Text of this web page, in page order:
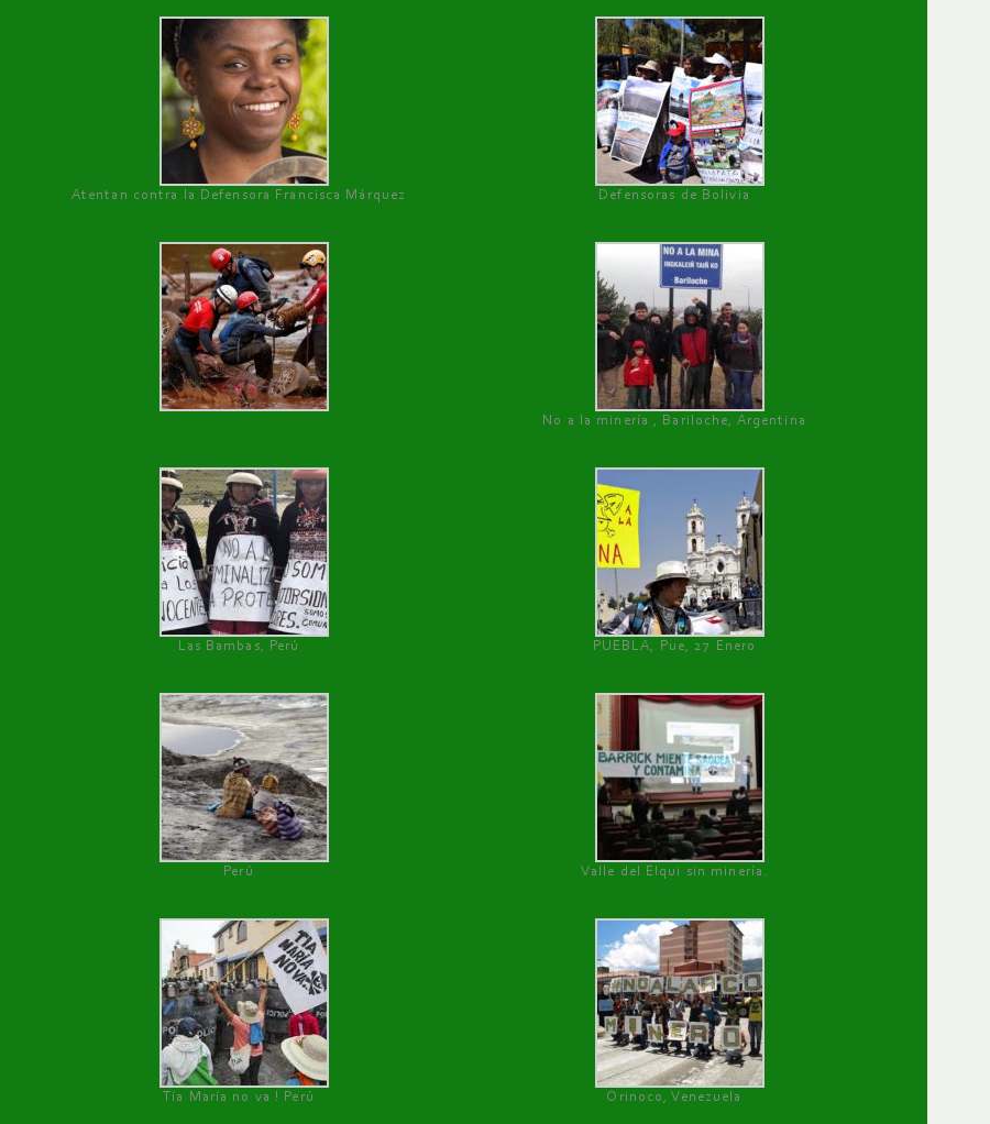
Atentan contra la Defensora Francisca Márquez Defensoras de Bolivia
No a la minería , Bariloche, Argentina
Las Bambas, Perú PUEBLA, Pue, 27 Enero
Perú Valle del Elqui sin minería.
Tía María no va ! Perú Orinoco, Venezuela